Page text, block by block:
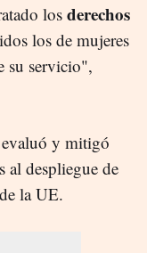
los derechos
los de mujeres
su servicio",
y mitigó
al despliegue de
la UE.